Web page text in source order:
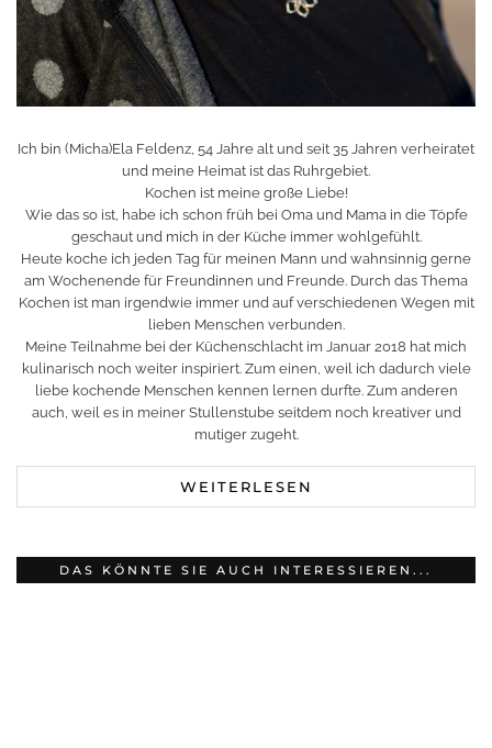
Ich bin (Micha)Ela Feldenz, 54 Jahre alt und seit 35 Jahren verheiratet
und meine Heimat ist das Ruhrgebiet.
Kochen ist meine große Liebe!
Wie das so ist, habe ich schon früh bei Oma und Mama in die Töpfe
geschaut und mich in der Küche immer wohlgefühlt.
Heute koche ich jeden Tag für meinen Mann und wahnsinnig gerne
am Wochenende für Freundinnen und Freunde. Durch das Thema
Kochen ist man irgendwie immer und auf verschiedenen Wegen mit
lieben Menschen verbunden.
Meine Teilnahme bei der Küchenschlacht im Januar 2018 hat mich
kulinarisch noch weiter inspiriert. Zum einen, weil ich dadurch viele
liebe kochende Menschen kennen lernen durfte. Zum anderen
auch, weil es in meiner Stullenstube seitdem noch kreativer und
mutiger zugeht.
WEITERLESEN
DAS KÖNNTE SIE AUCH INTERESSIEREN...